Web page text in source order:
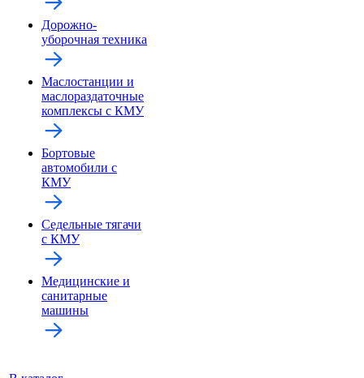
Дорожно-
уборочная техника
Маслостанции и
маслораздаточные
комплексы с КМУ
Бортовые
автомобили с
КМУ
Седельные тягачи
с КМУ
Медицинские и
санитарные
машины